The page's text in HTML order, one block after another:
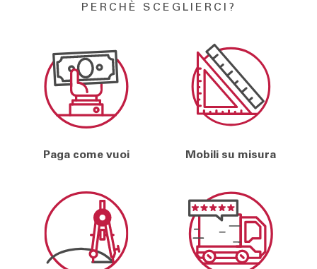
PERCHÈ SCEGLIERCI?
Paga come vuoi Mobili su misura